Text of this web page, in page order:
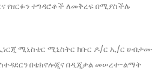
የዘርፉን ተግዳሮቶች ለመቅረፍ በሚያስችሉ
ሚኒስቴር ሚኒስትር ክቡር ዶ/ር ኢ/ር ሀብታሙ
በቴክኖሎጂና በዲጂታል መሠረተ-ልማት